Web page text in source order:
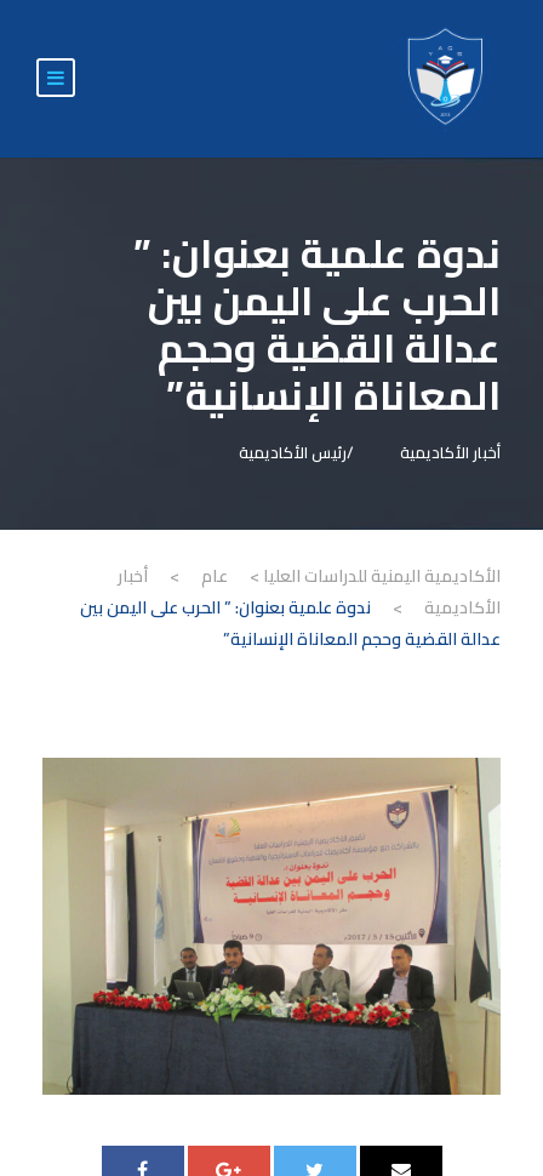
ندوة علمية بعنوان: ”
الحرب على اليمن بين
عدالة القضية وحجم
المعاناة الإنسانية”
أخبار الأكاديمية رئيس الأكاديمية
الأكاديمية اليمنية للدراسات العليا > عام >
أخبار
الأكاديمية
>
ندوة علمية بعنوان: ” الحرب على اليمن بين
عدالة القضية وحجم المعاناة الإنسانية”